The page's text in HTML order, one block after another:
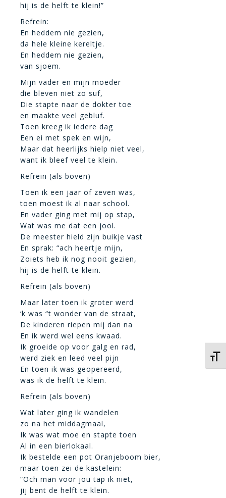
hij is de helft te klein!”
Refrein:
En heddem nie gezien,
da hele kleine kereltje.
En heddem nie gezien,
van sjoem.
Mijn vader en mijn moeder
die bleven niet zo suf,
Die stapte naar de dokter toe
en maakte veel gebluf.
Toen kreeg ik iedere dag
Een ei met spek en wijn,
Maar dat heerlijks hielp niet veel,
want ik bleef veel te klein.
Refrein (als boven)
Toen ik een jaar of zeven was,
toen moest ik al naar school.
En vader ging met mij op stap,
Wat was me dat een jool.
De meester hield zijn buikje vast
En sprak: “ach heertje mijn,
Zoiets heb ik nog nooit gezien,
hij is de helft te klein.
Refrein (als boven)
Maar later toen ik groter werd
‘k was “t wonder van de straat,
De kinderen riepen mij dan na
En ik werd wel eens kwaad.
Ik groeide op voor galg en rad,
werd ziek en leed veel pijn
En toen ik was geopereerd,
was ik de helft te klein.
Refrein (als boven)
Wat later ging ik wandelen
zo na het middagmaal,
Ik was wat moe en stapte toen
Al in een bierlokaal.
Ik bestelde een pot Oranjeboom bier,
maar toen zei de kastelein:
“Och man voor jou tap ik niet,
jij bent de helft te klein.